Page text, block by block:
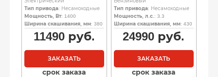
Тип привода: Несамоходные
Мощность, Вт: 1400
Ширина скашивания, мм: 380
11490руб.
ЗАКАЗАТЬ
срок заказа
Тип привода: Несамоходные
Мощность, л.с. : 3.3
Ширина скашивания, мм: 430
24990 руб.
ЗАКАЗАТЬ
срок заказа